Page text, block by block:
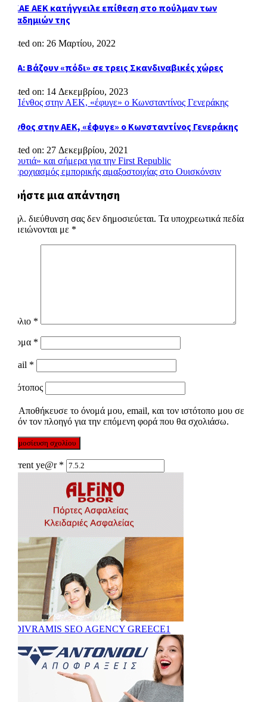
Η ΚΑΕ ΑΕΚ κατήγγειλε επίθεση στο πούλμαν των
ακαδημιών της
Posted on: 26 Μαρτίου, 2022
ΗΠΑ: Βάζουν «πόδι» σε τρεις Σκανδιναβικές χώρες
Posted on: 14 Δεκεμβρίου, 2023
Πένθος στην ΑΕΚ, «έφυγε» ο Κωνσταντίνος Γενεράκης
Posted on: 27 Δεκεμβρίου, 2021
Πλοήγηση
άρθρων
«Βουτιά» και σήμερα για την First Republic
Εκτροχιασμός εμπορικής αμαξοστοιχίας στο Ουισκόνσιν
Αφήστε μια απάντηση
Η ηλ. διεύθυνση σας δεν δημοσιεύεται. Τα υποχρεωτικά πεδία
σημειώνονται με *
Σχόλιο *
Όνομα *
Email *
Ιστότοπος
Αποθήκευσε το όνομά μου, email, και τον ιστότοπο μου σε
αυτόν τον πλοηγό για την επόμενη φορά που θα σχολιάσω.
Current ye@r *